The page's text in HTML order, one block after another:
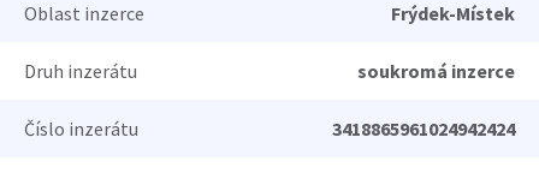
Oblast inzerce Frýdek-Místek
Druh inzerátu soukromá inzerce
Číslo inzerátu 3418865961024942424